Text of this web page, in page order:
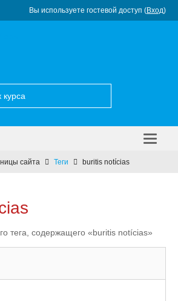
Вы используете гостевой доступ (Вход)
сайта Теги buritis notícias
тега, содержащего «buritis notícias»